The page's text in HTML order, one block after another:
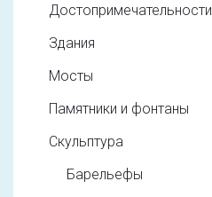
Достопримечательности
Здания
Мосты
Памятники и фонтаны
Скульптура
Барельефы